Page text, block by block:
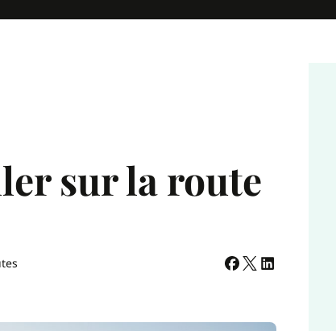
sur la route